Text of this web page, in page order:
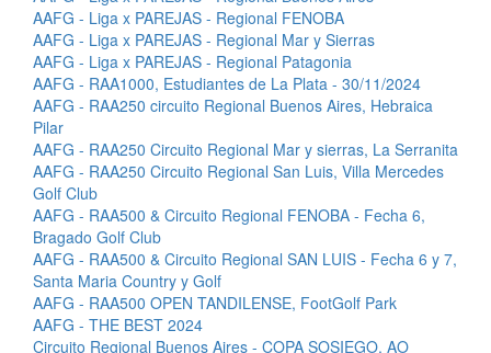
AAFG - Liga x PAREJAS - Regional FENOBA
AAFG - Liga x PAREJAS - Regional Mar y Sierras
AAFG - Liga x PAREJAS - Regional Patagonia
AAFG - RAA1000, Estudiantes de La Plata - 30/11/2024
AAFG - RAA250 circuito Regional Buenos Aires, Hebraica
Pilar
AAFG - RAA250 Circuito Regional Mar y sierras, La Serranita
AAFG - RAA250 Circuito Regional San Luis, Villa Mercedes
Golf Club
AAFG - RAA500 & Circuito Regional FENOBA - Fecha 6,
Bragado Golf Club
AAFG - RAA500 & Circuito Regional SAN LUIS - Fecha 6 y 7,
Santa Maria Country y Golf
AAFG - RAA500 OPEN TANDILENSE, FootGolf Park
AAFG - THE BEST 2024
Circuito Regional Buenos Aires - COPA SOSIEGO, AO